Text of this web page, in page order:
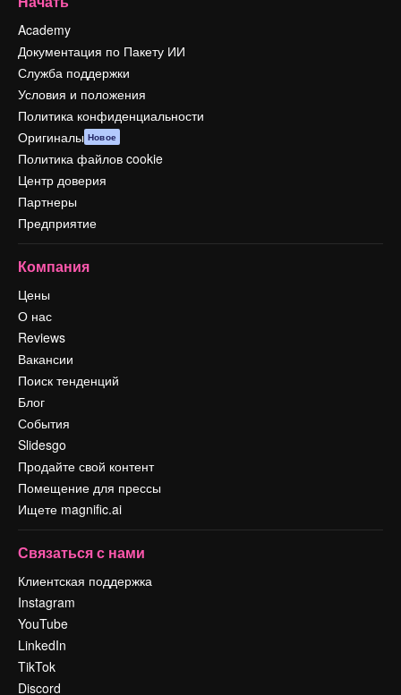
Academy
Документация по Пакету ИИ
Служба поддержки
Условия и положения
Политика конфиденциальности
Оригиналы Новое
Политика файлов cookie
Центр доверия
Партнеры
Предприятие
Компания
Цены
О нас
Reviews
Вакансии
Поиск тенденций
Блог
События
Slidesgo
Продайте свой контент
Помещение для прессы
Ищете magnific.ai
Связаться с нами
Клиентская поддержка
Instagram
YouTube
LinkedIn
TikTok
Discord